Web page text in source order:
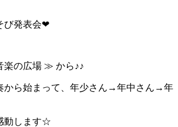
び発表会❤
楽の広場 ≫ から♪♪
から始まって、年少さん→年中さん→年
動します☆